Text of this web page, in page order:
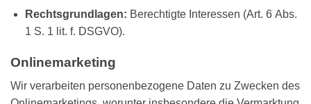
Rechtsgrundlagen: Berechtigte Interessen (Art. 6 Abs.
1 S. 1 lit. f. DSGVO).
Onlinemarketing
Wir verarbeiten personenbezogene Daten zu Zwecken des